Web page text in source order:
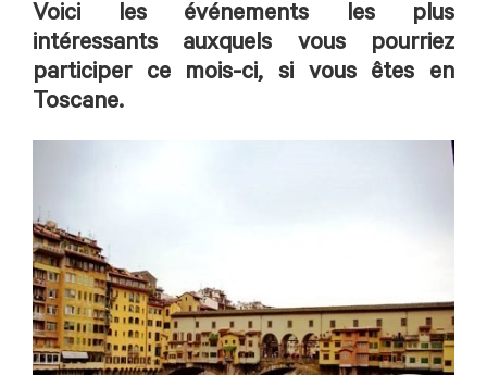
Voici les événements les plus
intéressants auxquels vous pourriez
participer ce mois-ci, si vous êtes en
Toscane.